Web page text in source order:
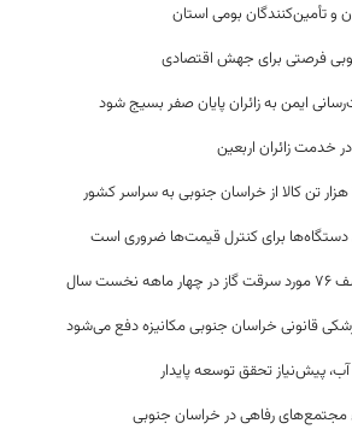
و تأمین‌کنندگان بومی استان
فرصتی برای جهش اقتصادی
ایمن به زائران پایان صفر بسیج شود
برای کنترل قیمت‌ها ضروری است
قانونی خراسان جنوبی مکانیزه دفع می‌شود
پیش‌نیاز تحقق توسعه پایدار
رفاهی در خراسان جنوبی